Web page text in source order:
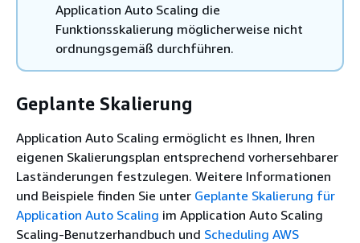
Application Auto Scaling die
Funktionsskalierung möglicherweise nicht
ordnungsgemäß durchführen.
Geplante Skalierung
Application Auto Scaling ermöglicht es Ihnen, Ihren
eigenen Skalierungsplan entsprechend vorhersehbarer
Laständerungen festzulegen. Weitere Informationen
und Beispiele finden Sie unter Geplante Skalierung für
Application Auto Scaling im Application Auto Scaling
Scaling-Benutzerhandbuch und Scheduling AWS